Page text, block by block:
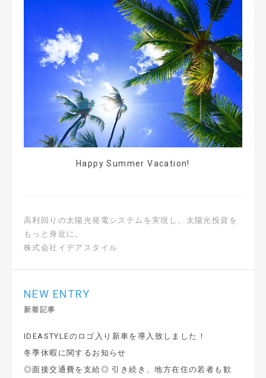
Happy Summer Vacation!
高利回りの太陽光発電システムを実現し、太陽光投資を
もっと身近に。
株式会社イデアスタイル
NEW ENTRY
新着記事
IDEASTYLEのロゴ入り新車を導入致しました！
冬季休暇に関するお知らせ
◎面接交通費を支給◎ 引き続き、地方在住の若者も歓